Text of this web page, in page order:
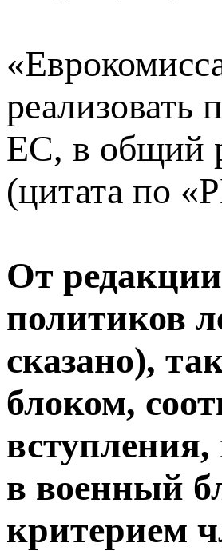
ЕС, в общий
(цитата по
От
политиков
сказано),
блоком,
в военный
критерием